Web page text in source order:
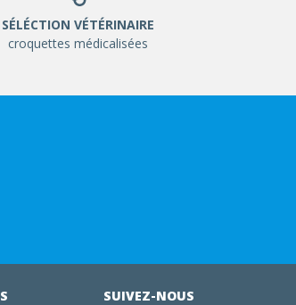
SÉLÉCTION VÉTÉRINAIRE
croquettes médicalisées
SUIVEZ-NOUS